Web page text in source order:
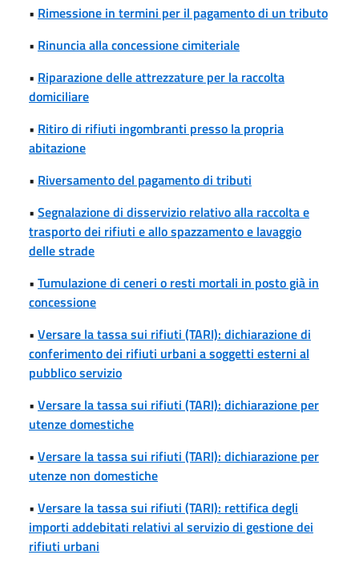
• Rimessione in termini per il pagamento di un tributo
• Rinuncia alla concessione cimiteriale
• Riparazione delle attrezzature per la raccolta
domiciliare
• Ritiro di rifiuti ingombranti presso la propria
abitazione
• Riversamento del pagamento di tributi
• Segnalazione di disservizio relativo alla raccolta e
trasporto dei rifiuti e allo spazzamento e lavaggio
delle strade
• Tumulazione di ceneri o resti mortali in posto già in
concessione
• Versare la tassa sui rifiuti (TARI): dichiarazione di
conferimento dei rifiuti urbani a soggetti esterni al
pubblico servizio
• Versare la tassa sui rifiuti (TARI): dichiarazione per
utenze domestiche
• Versare la tassa sui rifiuti (TARI): dichiarazione per
utenze non domestiche
• Versare la tassa sui rifiuti (TARI): rettifica degli
importi addebitati relativi al servizio di gestione dei
rifiuti urbani